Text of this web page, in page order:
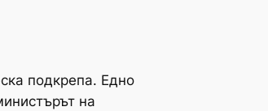
подкрепа. Едно
на